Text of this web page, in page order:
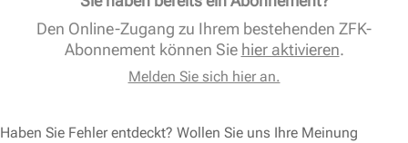
Den Online-Zugang zu Ihrem bestehenden ZFK-
Abonnement können Sie hier aktivieren.
Melden Sie sich hier an.
Haben Sie Fehler entdeckt? Wollen Sie uns Ihre Meinung